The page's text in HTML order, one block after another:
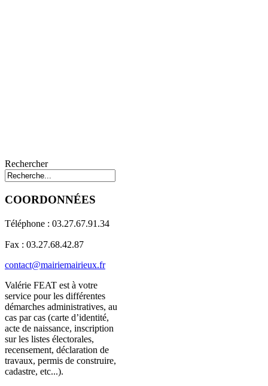
Rechercher
COORDONNÉES
Téléphone : 03.27.67.91.34
Fax : 03.27.68.42.87
contact@mairiemairieux.fr
Valérie FEAT est à votre
service pour les différentes
démarches administratives, au
cas par cas (carte d’identité,
acte de naissance, inscription
sur les listes électorales,
recensement, déclaration de
travaux, permis de construire,
cadastre, etc...).